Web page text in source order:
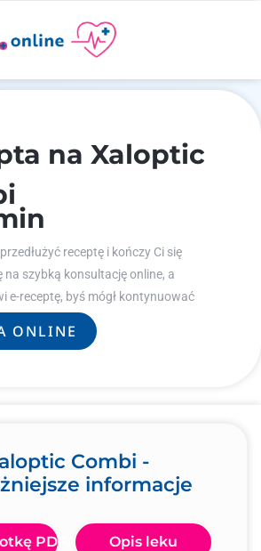
na Xaloptic
receptę i kończy Ci się
na szybką konsultację online, a
e-receptę, byś mógł kontynuować
ONLINE
Combi -
informacje
PDF Opis leku